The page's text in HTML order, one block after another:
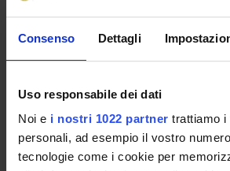
Consenso Dettagli
Uso responsabile dei dati
Noi e i nostri 1022 partner trattiamo i
personali, ad esempio il vostro
tecnologie come i cookie per
Ministero dell'Istruzione
PROJECT PARTICIPANTS